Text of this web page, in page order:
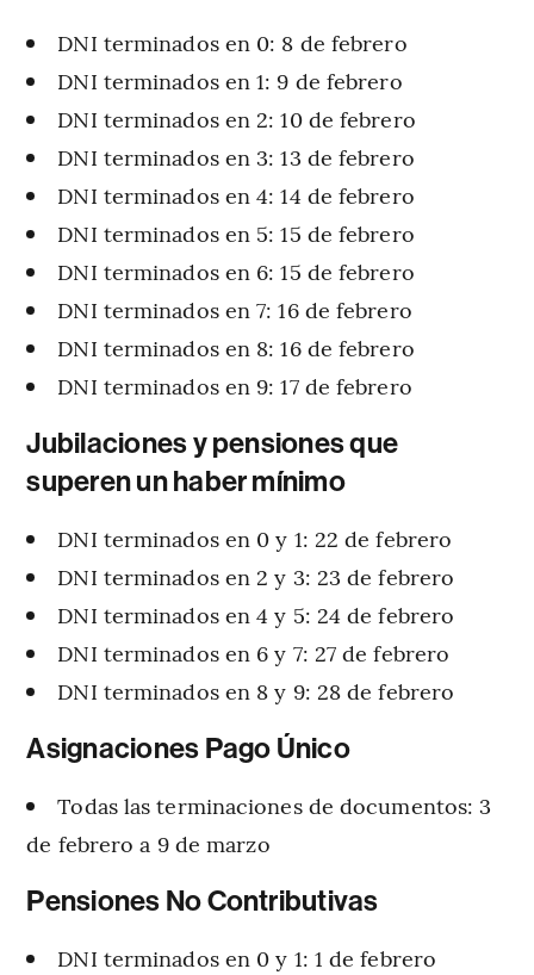
DNI terminados en 0: 8 de febrero
DNI terminados en 1: 9 de febrero
DNI terminados en 2: 10 de febrero
DNI terminados en 3: 13 de febrero
DNI terminados en 4: 14 de febrero
DNI terminados en 5: 15 de febrero
DNI terminados en 6: 15 de febrero
DNI terminados en 7: 16 de febrero
DNI terminados en 8: 16 de febrero
DNI terminados en 9: 17 de febrero
Jubilaciones y pensiones que
superen un haber mínimo
DNI terminados en 0 y 1: 22 de febrero
DNI terminados en 2 y 3: 23 de febrero
DNI terminados en 4 y 5: 24 de febrero
DNI terminados en 6 y 7: 27 de febrero
DNI terminados en 8 y 9: 28 de febrero
Asignaciones Pago Único
Todas las terminaciones de documentos: 3
de febrero a 9 de marzo
Pensiones No Contributivas
DNI terminados en 0 y 1: 1 de febrero